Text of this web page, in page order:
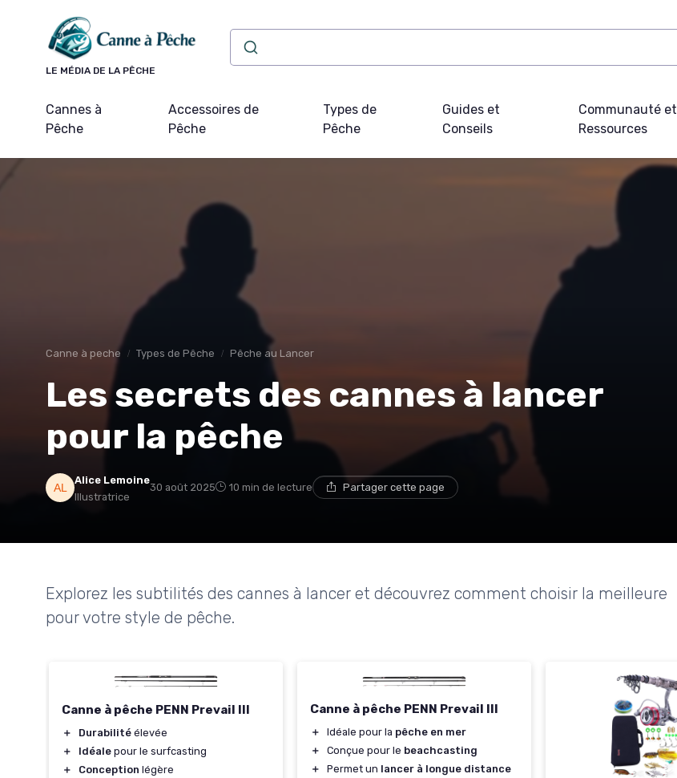
LE MÉDIA DE LA PÊCHE
Cannes à
Pêche
Accessoires de
Pêche
Types de
Pêche
Guides et
Conseils
Communauté et
Ressources
Canne à peche Types de Pêche Pêche au Lancer
Les secrets des cannes à lancer
pour la pêche
Alice Lemoine
Illustratrice
30 août 2025 10 min de lecture Partager cette page
Explorez les subtilités des cannes à lancer et découvrez comment choisir la meilleure
pour votre style de pêche.
Canne à pêche PENN Prevail III
＋ Durabilité élevée
＋
Idéale pour le surfcasting
＋
Conception légère
Canne à pêche PENN Prevail III
＋ Idéale pour la pêche en mer
＋
Conçue pour le beachcasting
＋
Permet un lancer à longue distance